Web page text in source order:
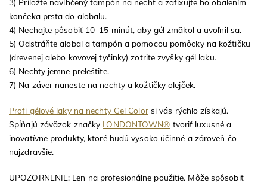
končeka prsta do alobalu.
4) Nechajte pôsobiť 10–15 minút, aby gél zmäkol a uvoľnil sa.
5) Odstráňte alobal a tampón a pomocou pomôcky na kožtičku
(drevenej alebo kovovej tyčinky) zotrite zvyšky gél laku.
6) Nechty jemne preleštite.
7) Na záver naneste na nechty a kožtičky olejček.
Profi gélové laky na nechty Gel Colorsi vás rýchlo získajú.
Spĺňajú záväzok značky LONDONTOWN® tvoriť luxusné a
inovatívne produkty, ktoré budú vysoko účinné a zároveň čo
najzdravšie.
UPOZORNENIE: Len na profesionálne použitie. Môže spôsobiť